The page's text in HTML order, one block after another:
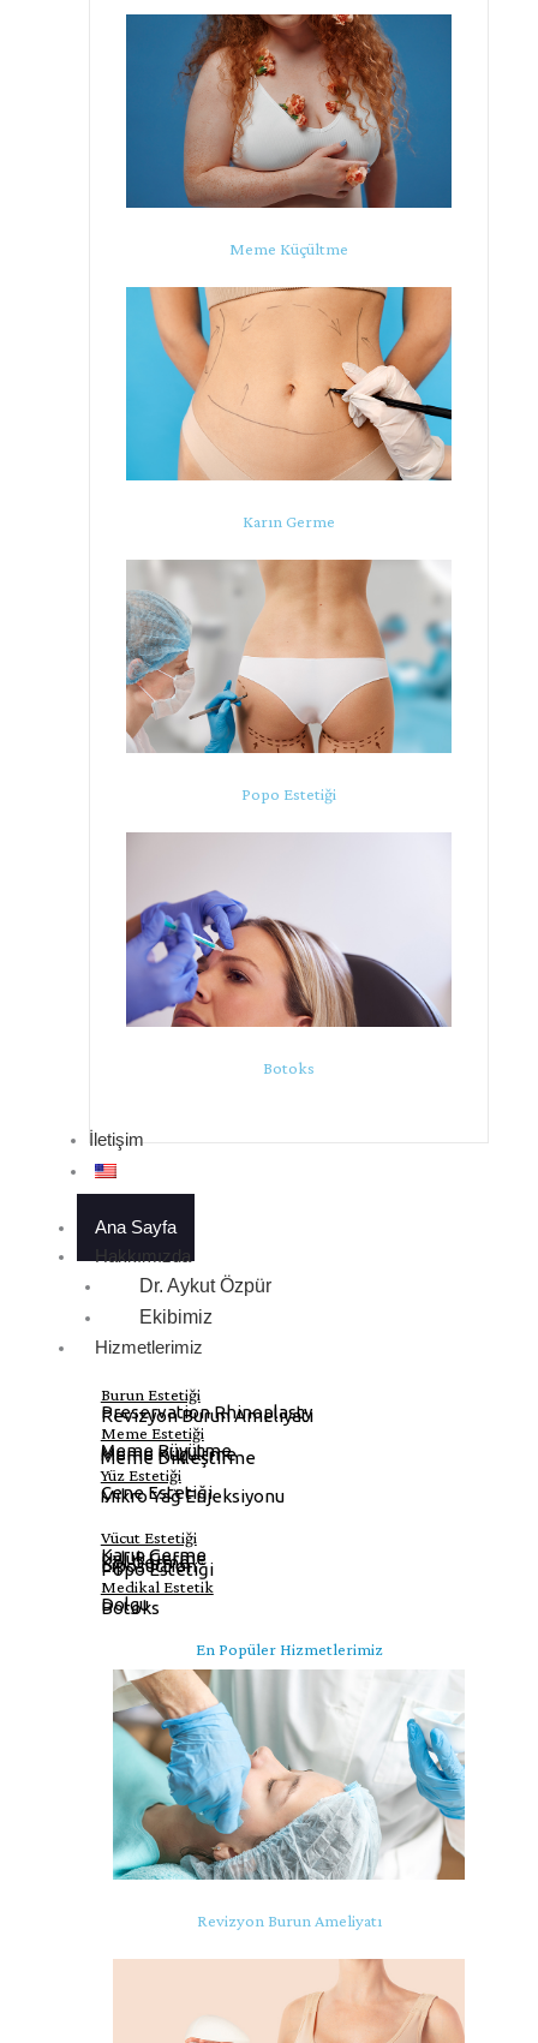
Meme Küçültme
Karın Germe
Popo Estetiği
Botoks
İletişim
Ana Sayfa
Hakkımızda
Dr. Aykut Özpür
Ekibimiz
Hizmetlerimiz
Burun Estetiği
Preservation Rhinoplasty
Revizyon Burun Ameliyatı
Meme Estetiği
Meme Büyütme
Meme Küçültme
Meme Dikleştirme
Yüz Estetiği
Çene Estetiği
Mikro Yağ Enjeksiyonu
Vücut Estetiği
Karın Germe
Uyluk Germe
Kol Germe
Liposuction
Popo Estetiği
Medikal Estetik
Dolgu
Botoks
En Popüler Hizmetlerimiz
Revizyon Burun Ameliyatı